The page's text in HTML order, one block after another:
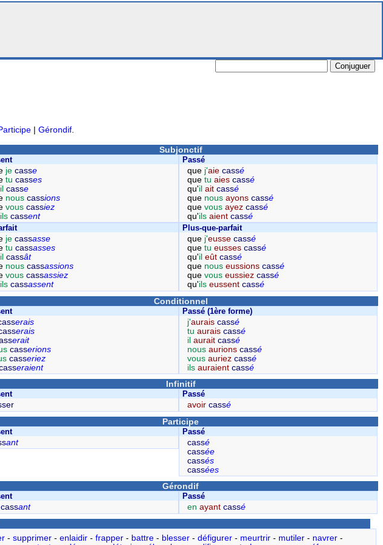
| Gérondif
Subjonctif
jecasse
tucasses
ilcasse
nouscassions
vouscassiez
ilscassent
Passé
que j'aie cassé
quetuaies cassé
qu'ilait cassé
que nousayons cassé
quevousayez cassé
qu'ilsaient cassé
jecassasse
tucassasses
ilcassât
nouscassassions
vouscassassiez
ilscassassent
Plus-que-parfait
que j'eusse cassé
quetueusses cassé
qu'ileût cassé
que nouseussions cassé
quevouseussiez cassé
qu'ilseussent cassé
Conditionnel
erais
erais
erait
casserions
casseriez
eraient
Passé (1ère forme)
j'aurais cassé
tuaurais cassé
ilaurait cassé
nousaurions cassé
vousauriez cassé
ilsauraient cassé
Infinitif
Passé
avoir cassé
Participe
ant
Passé
cassé
cassée
cassés
cassées
Gérondif
cassant
Passé
enayant cassé
- supprimer- enlaidir- frapper- battre- blesser- défigurer- meurtrir- mutiler- navrer-